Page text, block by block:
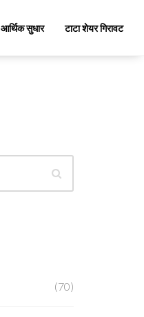
सुधार टाटा शेयर गिरावट
(70)